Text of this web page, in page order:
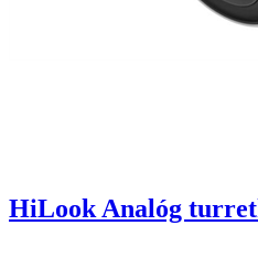
HiLook Analóg